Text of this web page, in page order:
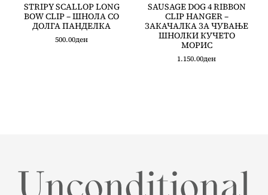
STRIPY SCALLOP LONG
BOW CLIP – ШНОЛА СО
ДОЛГА ПАНДЕЛКА
500.00ден
SAUSAGE DOG 4 RIBBON
CLIP HANGER –
ЗАКАЧАЛКА ЗА ЧУВАЊЕ
ШНОЛКИ КУЧЕТО
МОРИС
1.150.00ден